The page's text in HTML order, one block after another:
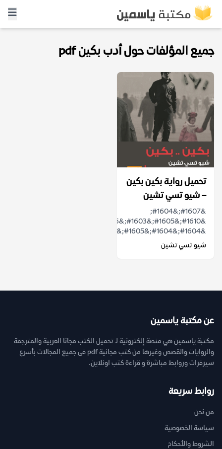
جميع المؤلفات حول أدب بكين pdf
تحميل رواية بكين بكين
– شيو تسي تشين
&#1607;&#1604;
&#1604;&#1604;&#1605;&#1583;&#1610;&...
شيو تسي تشين
عن مكتبة ياسمين
مكتبة ياسمين هي منصة إلكترونية لـ تحميل الكتب مجانا العربية والمترجمة
والروايات والقصص وغيرها من كتب مجانية pdf فى جميع المجالات بأسرع
سيرفرات وروابط مباشرة و قراءة كتب اونلاين.
روابط سريعة
من نحن
سياسة الخصوصية
الشروط والأحكام